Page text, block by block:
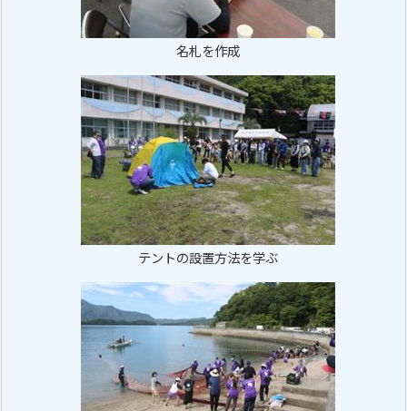
名札を作成
テントの設置方法を学ぶ